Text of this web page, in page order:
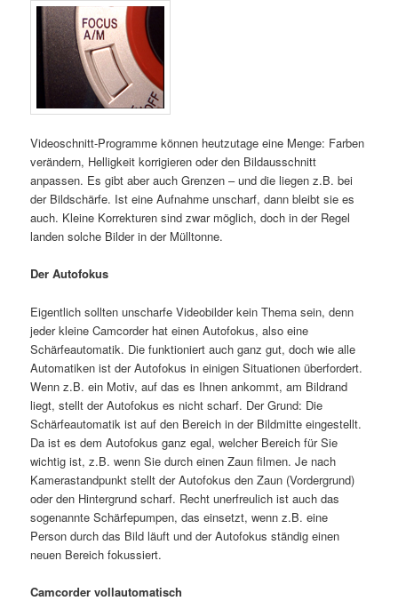
Videoschnitt-Programme können heutzutage eine Menge: Farben
verändern, Helligkeit korrigieren oder den Bildausschnitt
anpassen. Es gibt aber auch Grenzen – und die liegen z.B. bei
der Bildschärfe. Ist eine Aufnahme unscharf, dann bleibt sie es
auch. Kleine Korrekturen sind zwar möglich, doch in der Regel
landen solche Bilder in der Mülltonne.
Der Autofokus
Eigentlich sollten unscharfe Videobilder kein Thema sein, denn
jeder kleine Camcorder hat einen Autofokus, also eine
Schärfeautomatik. Die funktioniert auch ganz gut, doch wie alle
Automatiken ist der Autofokus in einigen Situationen überfordert.
Wenn z.B. ein Motiv, auf das es Ihnen ankommt, am Bildrand
liegt, stellt der Autofokus es nicht scharf. Der Grund: Die
Schärfeautomatik ist auf den Bereich in der Bildmitte eingestellt.
Da ist es dem Autofokus ganz egal, welcher Bereich für Sie
wichtig ist, z.B. wenn Sie durch einen Zaun filmen. Je nach
Kamerastandpunkt stellt der Autofokus den Zaun (Vordergrund)
oder den Hintergrund scharf. Recht unerfreulich ist auch das
sogenannte Schärfepumpen, das einsetzt, wenn z.B. eine
Person durch das Bild läuft und der Autofokus ständig einen
neuen Bereich fokussiert.
Camcorder vollautomatisch